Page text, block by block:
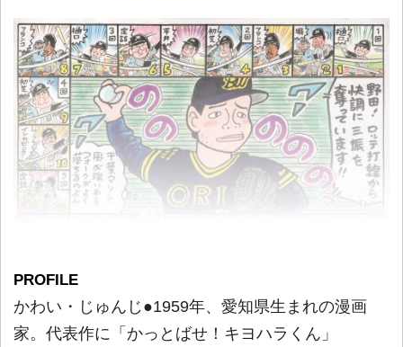
PROFILE
かわい・じゅんじ●1959年、愛知県生まれの漫画
家。代表作に「かっとばせ！キヨハラくん」